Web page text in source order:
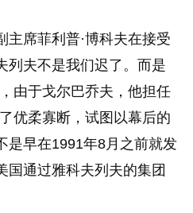
主席菲利普·博科夫在接受
列夫不是我们迟了。而是
由于戈尔巴乔夫，他担任
优柔寡断，试图以幕后的
是早在1991年8月之前就发
国通过雅科夫列夫的集团